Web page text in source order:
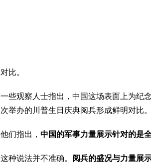
对比。
一些观察人士指出，中国这场表面上为纪
次举办的川普生日庆典阅兵形成鲜明对比。
他们指出， 中国的军事力量展示针对的是
这种说法并不准确。 阅兵的盛况与力量展